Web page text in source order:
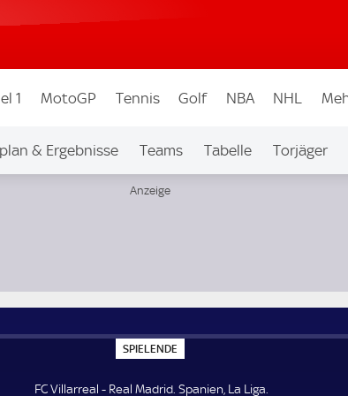
1 MotoGP Tennis Golf NBA NHL
& Ergebnisse Teams Tabelle Torjäger
SPIELENDE
P
E
FC Villarreal - Real Madrid. Spanien, La Liga.